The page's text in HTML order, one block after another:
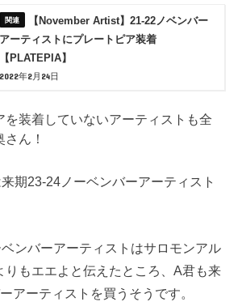
【November Artist】21-22ノベンバー
アーティストにプレートピア装着
【PLATEPIA】
2022年2月24日
を装着していないアーティストも全
ん！
期23-24ノーベンバーアーティスト
ンバーアーティストはサロモンアル
りもエエよと伝えたところ、A君も来
アーティストを買うそうです。